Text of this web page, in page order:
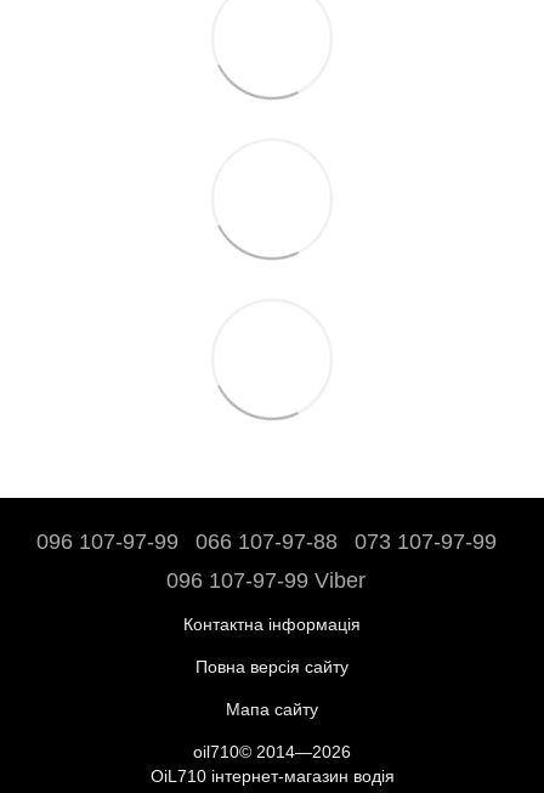
096 107-97-99 066 107-97-88
073 107-97-99
096 107-97-99 Viber
Контактна інформація
Повна версія сайту
Мапа сайту
oil710© 2014—2026
OiL710 інтернет-магазин водія